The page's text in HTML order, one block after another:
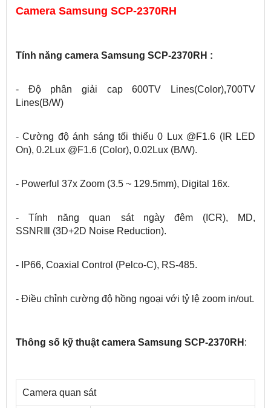
Camera Samsung SCP-2370RH
Tính năng camera Samsung SCP-2370RH :
- Độ phân giải cap 600TV Lines(Color),700TV
Lines(B/W)
- Cường độ ánh sáng tối thiểu 0 Lux @F1.6 (IR LED
On), 0.2Lux @F1.6 (Color), 0.02Lux (B/W).
- Powerful 37x Zoom (3.5 ~ 129.5mm), Digital 16x.
- Tính năng quan sát ngày đêm (ICR), MD,
SSNRⅢ (3D+2D Noise Reduction).
- IP66, Coaxial Control (Pelco-C), RS-485.
- Điều chỉnh cường độ hồng ngoại với tỷ lệ zoom in/out.
Thông số kỹ thuật camera Samsung SCP-2370RH :
Camera quan sát